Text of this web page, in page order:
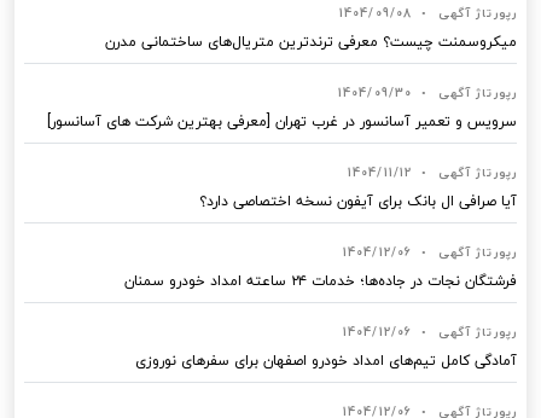
رپورتاژ آگهی •
1404/09/08
میکروسمنت چیست؟ معرفی ترندترین متریال‌های ساختمانی مدرن
رپورتاژ آگهی •
1404/09/30
سرویس و تعمیر آسانسور در غرب تهران [معرفی بهترین شرکت های آسانسور]
رپورتاژ آگهی •
1404/11/12
آیا صرافی ال بانک برای آیفون نسخه اختصاصی دارد؟
رپورتاژ آگهی •
1404/12/06
فرشتگان نجات در جاده‌ها؛ خدمات ۲۴ ساعته امداد خودرو سمنان
رپورتاژ آگهی •
1404/12/06
آمادگی کامل تیم‌های امداد خودرو اصفهان برای سفرهای نوروزی
رپورتاژ آگهی •
1404/12/06